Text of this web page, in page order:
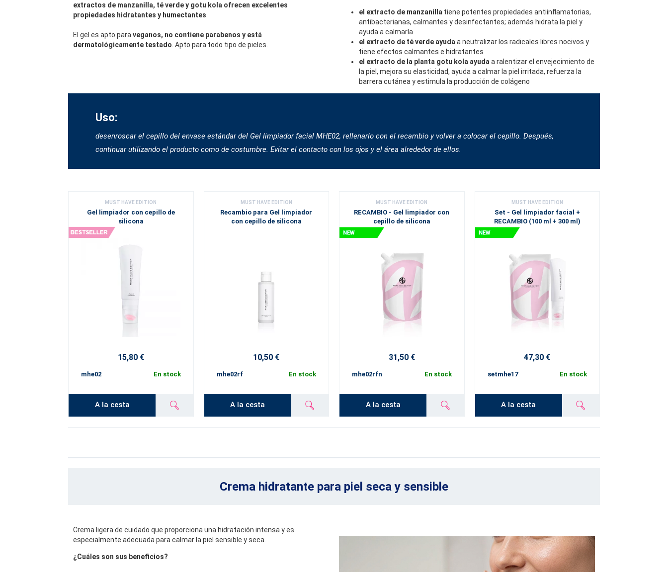
extractos de manzanilla, té verde y gotu kola ofrecen excelentes
propiedades hidratantes y humectantes
El gel es apto para veganos, no contiene parabenos y está
dermatológicamente testado . Apto para todo tipo de pieles.
el extracto de manzanilla tiene potentes propiedades antiinflamatorias,
antibacterianas, calmantes y desinfectantes; además hidrata la piel y
ayuda a calmarla
el extracto de té verde ayuda a neutralizar los radicales libres nocivos y
tiene efectos calmantes e hidratantes
el extracto de la planta gotu kola ayuda a ralentizar el envejecimiento de
la piel, mejora su elasticidad, ayuda a calmar la piel irritada, refuerza la
barrera cutánea y estimula la producción de colágeno
Uso:
desenroscar el cepillo del envase estándar del Gel limpiador facial MHE02, rellenarlo con el recambio y volver a colocar el cepillo. Después,
continuar utilizando el producto como de costumbre. Evitar el contacto con los ojos y el área alrededor de ellos.
MUST HAVE EDITION
Gel limpiador con cepillo de
silicona
15,80 €
mhe02 En stock
A la cesta
MUST HAVE EDITION
Recambio para Gel limpiador
con cepillo de silicona
10,50 €
mhe02rf En stock
A la cesta
MUST HAVE EDITION
RECAMBIO - Gel limpiador con
cepillo de silicona
31,50 €
mhe02rfn En stock
A la cesta
MUST HAVE EDITION
Set - Gel limpiador facial +
RECAMBIO (100 ml + 300 ml)
47,30 €
setmhe17 En stock
A la cesta
Crema hidratante para piel seca y sensible
Crema ligera de cuidado que proporciona una hidratación intensa y es
especialmente adecuada para calmar la piel sensible y seca.
¿Cuáles son sus beneficios?